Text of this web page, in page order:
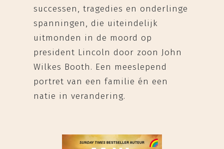
successen, tragedies en onderlinge
spanningen, die uiteindelijk
uitmonden in de moord op
president Lincoln door zoon John
Wilkes Booth. Een meeslepend
portret van een familie én een
natie in verandering.